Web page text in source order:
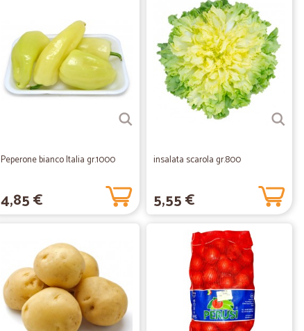
Peperone bianco Italia gr.1000
4,85 €
insalata scarola gr.800
5,55 €